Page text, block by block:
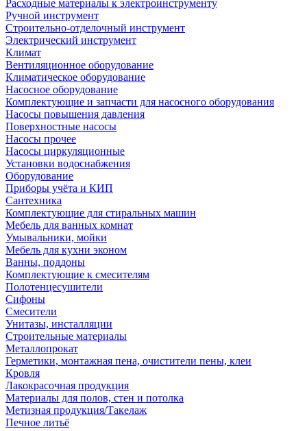
Расходные материалы к электроинструменту
Ручной инструмент
Строительно-отделочный инструмент
Электрический инструмент
Климат
Вентиляционное оборудование
Климатическое оборудование
Насосное оборудование
Комплектующие и запчасти для насосного оборудования
Насосы повышения давления
Поверхностные насосы
Насосы прочее
Насосы циркуляционные
Установки водоснабжения
Оборудование
Приборы учёта и КИП
Сантехника
Комплектующие для стиральных машин
Мебель для ванных комнат
Умывальники, мойки
Мебель для кухни эконом
Ванны, поддоны
Комплектующие к смесителям
Полотенцесушители
Сифоны
Смесители
Унитазы, инсталляции
Строительные материалы
Металлопрокат
Герметики, монтажная пена, очистители пены, клеи
Кровля
Лакокрасочная продукция
Материалы для полов, стен и потолка
Метизная продукция/Такелаж
Печное литьё